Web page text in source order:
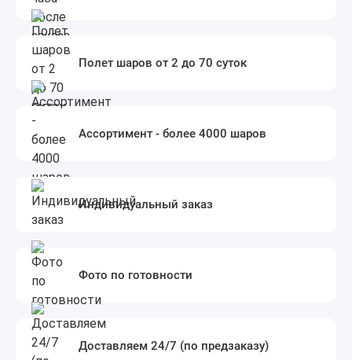
Полет шаров от 2 до 70 суток
Ассортимент - более 4000 шаров
Индивидуальный заказ
Фото по готовности
Доставляем 24/7 (по предзаказу)